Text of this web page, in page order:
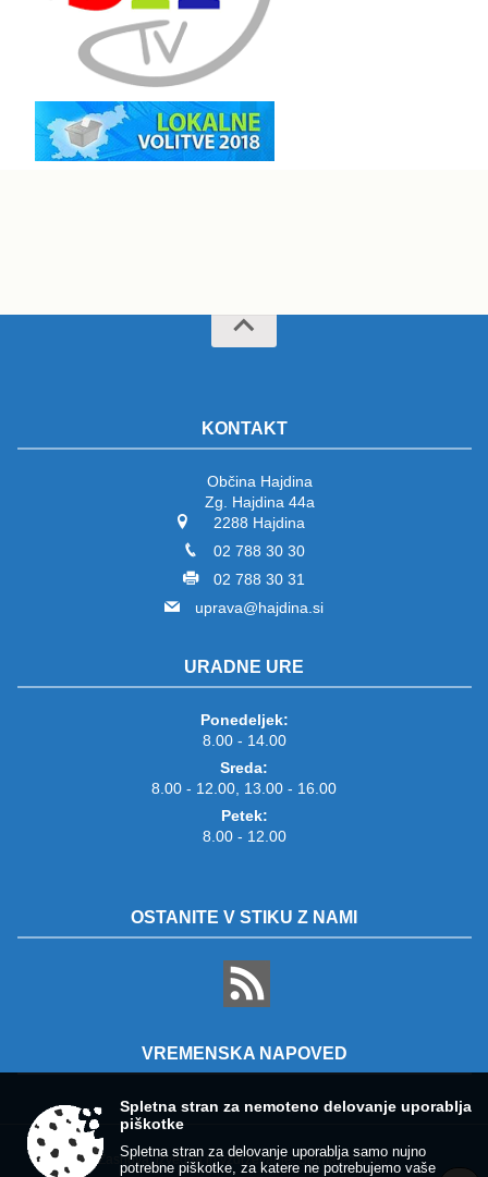
KONTAKT
Občina Hajdina
Zg. Hajdina 44a
2288 Hajdina
02 788 30 30
02 788 30 31
uprava@hajdina.si
URADNE URE
Ponedeljek:
8.00 - 14.00
Sreda:
8.00 - 12.00, 13.00 - 16.00
Petek:
8.00 - 12.00
OSTANITE V STIKU Z NAMI
VREMENSKA NAPOVED
Zasnova, izvedba in vzdrževanje: Sigmateh d.o.o.
Spletna stran za nemoteno delovanje uporablja
piškotke
Spletna stran za delovanje uporablja samo nujno
potrebne piškotke, za katere ne potrebujemo vaše